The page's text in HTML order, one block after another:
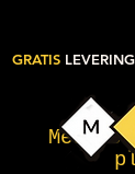
Mes
GRATIS